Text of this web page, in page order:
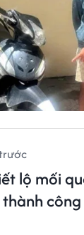
lộ mối
thành